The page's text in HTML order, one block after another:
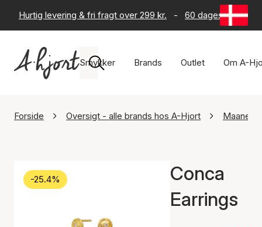
Hurtig levering & fri fragt over 299 kr. - 60 dages returret
Smykker Brands Outlet Om A-
Forside Oversigt - alle brands hos A-Hjort
-25.4%
Conca
Earrings